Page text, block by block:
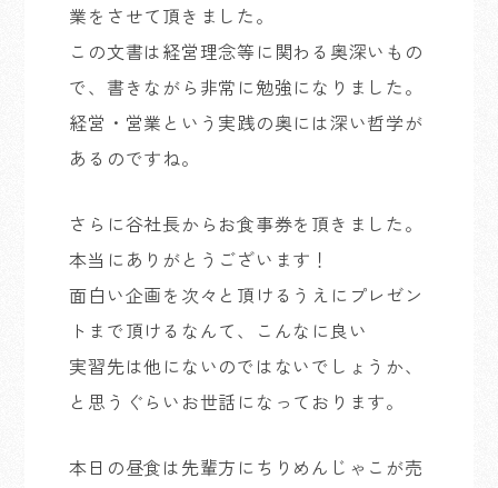
業をさせて頂きました。
この文書は経営理念等に関わる奥深いもの
で、書きながら非常に勉強になりました。
経営・営業という実践の奥には深い哲学が
あるのですね。
さらに谷社長からお食事券を頂きました。
本当にありがとうございます！
面白い企画を次々と頂けるうえにプレゼン
トまで頂けるなんて、こんなに良い
実習先は他にないのではないでしょうか、
と思うぐらいお世話になっております。
本日の昼食は先輩方にちりめんじゃこが売